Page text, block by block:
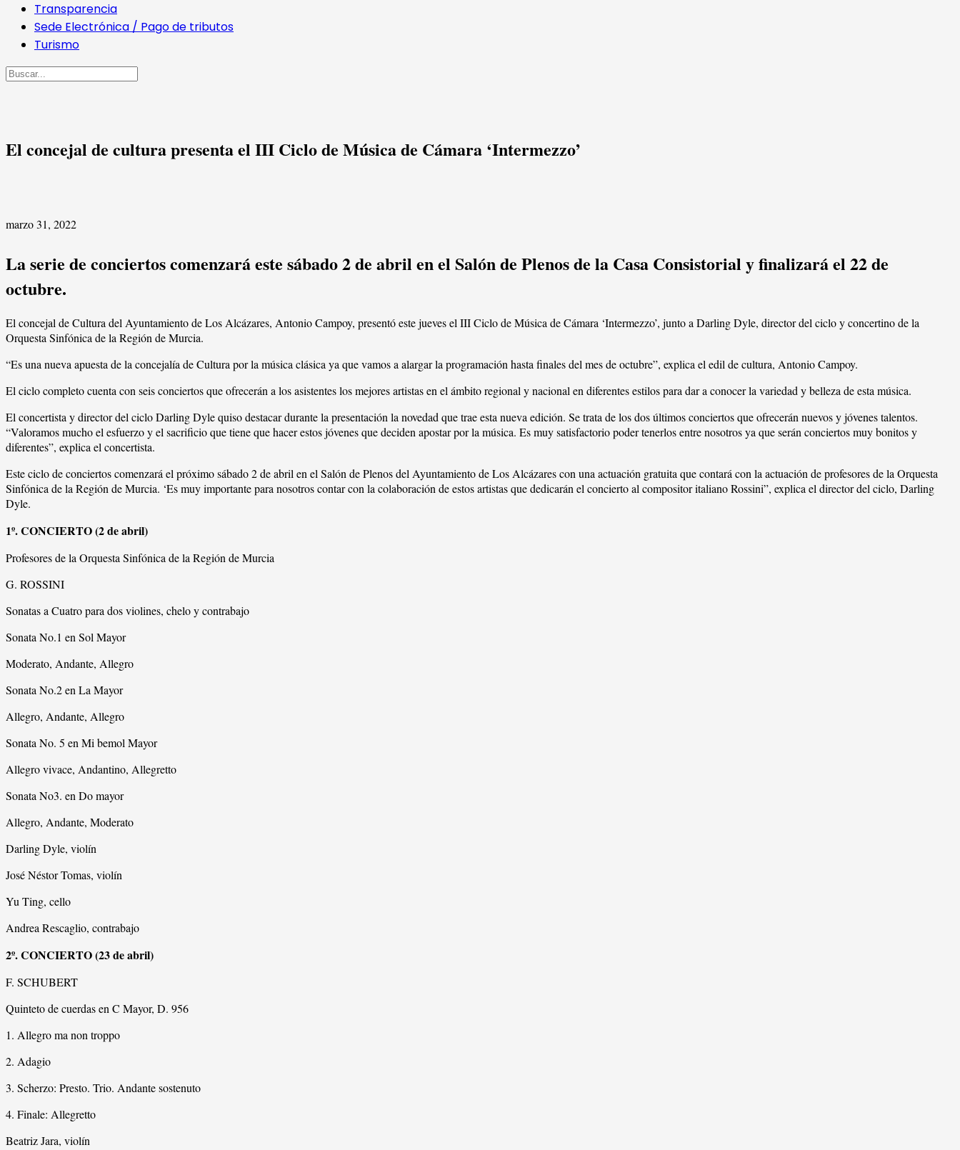
Transparencia
Sede Electrónica / Pago de tributos
Turismo
Buscar
El concejal de cultura presenta el III Ciclo de Música de Cámara ‘Intermezzo’
marzo 31, 2022
La serie de conciertos comenzará este sábado 2 de abril en el Salón de Plenos de la Casa Consistorial y finalizará el 22 de
octubre.
El concejal de Cultura del Ayuntamiento de Los Alcázares, Antonio Campoy, presentó este jueves el III Ciclo de Música de Cámara ‘Intermezzo’, junto a Darling Dyle, director del ciclo y concertino de la
Orquesta Sinfónica de la Región de Murcia.
“Es una nueva apuesta de la concejalía de Cultura por la música clásica ya que vamos a alargar la programación hasta finales del mes de octubre”, explica el edil de cultura, Antonio Campoy.
El ciclo completo cuenta con seis conciertos que ofrecerán a los asistentes los mejores artistas en el ámbito regional y nacional en diferentes estilos para dar a conocer la variedad y belleza de esta música.
El concertista y director del ciclo Darling Dyle quiso destacar durante la presentación la novedad que trae esta nueva edición. Se trata de los dos últimos conciertos que ofrecerán nuevos y jóvenes talentos.
“Valoramos mucho el esfuerzo y el sacrificio que tiene que hacer estos jóvenes que deciden apostar por la música. Es muy satisfactorio poder tenerlos entre nosotros ya que serán conciertos muy bonitos y
diferentes”, explica el concertista.
Este ciclo de conciertos comenzará el próximo sábado 2 de abril en el Salón de Plenos del Ayuntamiento de Los Alcázares con una actuación gratuita que contará con la actuación de profesores de la Orquesta
Sinfónica de la Región de Murcia. ‘Es muy importante para nosotros contar con la colaboración de estos artistas que dedicarán el concierto al compositor italiano Rossini”, explica el director del ciclo, Darling
Dyle.
1º. CONCIERTO (2 de abril)
Profesores de la Orquesta Sinfónica de la Región de Murcia
G. ROSSINI
Sonatas a Cuatro para dos violines, chelo y contrabajo
Sonata No.1 en Sol Mayor
Moderato, Andante, Allegro
Sonata No.2 en La Mayor
Allegro, Andante, Allegro
Sonata No. 5 en Mi bemol Mayor
Allegro vivace, Andantino, Allegretto
Sonata No3. en Do mayor
Allegro, Andante, Moderato
Darling Dyle, violín
José Néstor Tomas, violín
Yu Ting, cello
Andrea Rescaglio, contrabajo
2º. CONCIERTO (23 de abril)
F. SCHUBERT
Quinteto de cuerdas en C Mayor, D. 956
1. Allegro ma non troppo
2. Adagio
3. Scherzo: Presto. Trio. Andante sostenuto
4. Finale: Allegretto
Beatriz Jara, violín